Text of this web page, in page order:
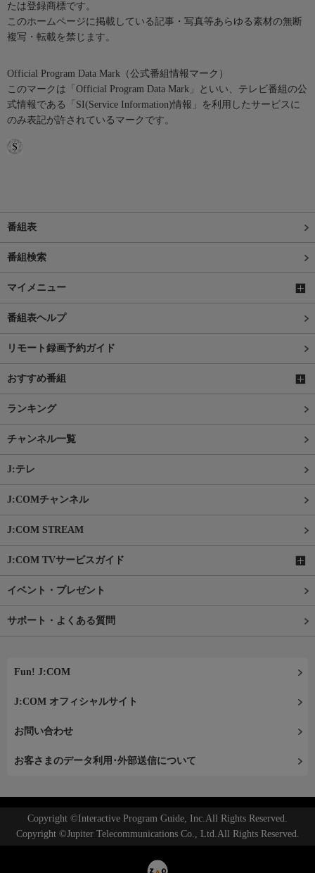
たは登録商標です。
このホームページに掲載している記事・写真等あらゆる素材の無断
複写・転載を禁じます。
Official Program Data Mark（公式番組情報マーク）
このマークは「Official Program Data Mark」といい、テレビ番組の公
式情報である「SI(Service Information)情報」を利用したサービスに
のみ表記が許されているマークです。
番組表
番組検索
マイメニュー
番組表ヘルプ
リモート録画予約ガイド
おすすめ番組
ランキング
チャンネル一覧
J:テレ
J:COMチャンネル
J:COM STREAM
J:COM TVサービスガイド
イベント・プレゼント
サポート・よくある質問
Fun! J:COM
J:COM オフィシャルサイト
お問い合わせ
お客さまのデータ利用･外部送信について
Copyright ©Interactive Program Guide, Inc.All Rights Reserved.
Copyright ©Jupiter Telecommunications Co., Ltd.All Rights Reserved.